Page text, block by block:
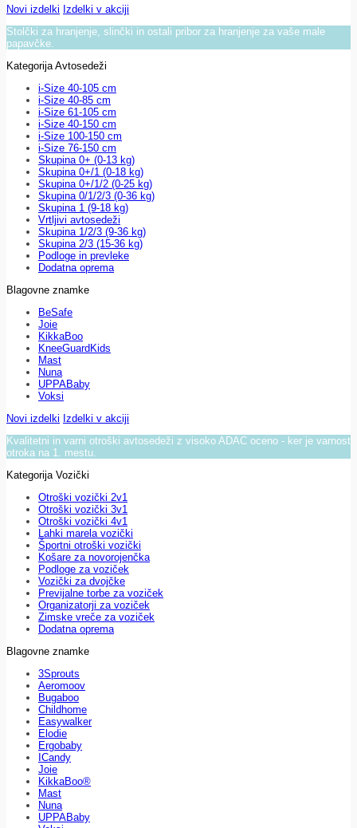
Novi izdelki Izdelki v akciji
Stolčki za hranjenje, slinčki in ostali pribor za hranjenje za vaše male
papavčke.
Kategorija Avtosedeži
i-Size 40-105 cm
i-Size 40-85 cm
i-Size 61-105 cm
i-Size 40-150 cm
i-Size 100-150 cm
i-Size 76-150 cm
Skupina 0+ (0-13 kg)
Skupina 0+/1 (0-18 kg)
Skupina 0+/1/2 (0-25 kg)
Skupina 0/1/2/3 (0-36 kg)
Skupina 1 (9-18 kg)
Vrtljivi avtosedeži
Skupina 1/2/3 (9-36 kg)
Skupina 2/3 (15-36 kg)
Podloge in prevleke
Dodatna oprema
Blagovne znamke
BeSafe
Joie
KikkaBoo
KneeGuardKids
Mast
Nuna
UPPABaby
Voksi
Novi izdelki Izdelki v akciji
Kvalitetni in varni otroški avtosedeži z visoko ADAC oceno - ker je varnost
otroka na 1. mestu.
Kategorija Vozički
Otroški vozički 2v1
Otroški vozički 3v1
Otroški vozički 4v1
Lahki marela vozički
Športni otroški vozički
Košare za novorojenčka
Podloge za voziček
Vozički za dvojčke
Previjalne torbe za voziček
Organizatorji za voziček
Zimske vreče za voziček
Dodatna oprema
Blagovne znamke
3Sprouts
Aeromoov
Bugaboo
Childhome
Easywalker
Elodie
Ergobaby
ICandy
Joie
KikkaBoo®
Mast
Nuna
UPPABaby